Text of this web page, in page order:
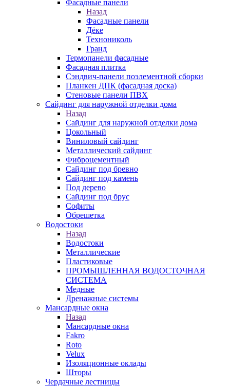
Фасадные панели
Назад
Фасадные панели
Дёке
Технониколь
Гранд
Термопанели фасадные
Фасадная плитка
Сэндвич-панели поэлементной сборки
Планкен ДПК (фасадная доска)
Стеновые панели ПВХ
Сайдинг для наружной отделки дома
Назад
Сайдинг для наружной отделки дома
Цокольный
Виниловый сайдинг
Металлический сайдинг
Фиброцементный
Сайдинг под бревно
Сайдинг под камень
Под дерево
Сайдинг под брус
Софиты
Обрешетка
Водостоки
Назад
Водостоки
Металлические
Пластиковые
ПРОМЫШЛЕННАЯ ВОДОСТОЧНАЯ
СИСТЕМА
Медные
Дренажные системы
Мансардные окна
Назад
Мансардные окна
Fakro
Roto
Velux
Изоляционные оклады
Шторы
Чердачные лестницы